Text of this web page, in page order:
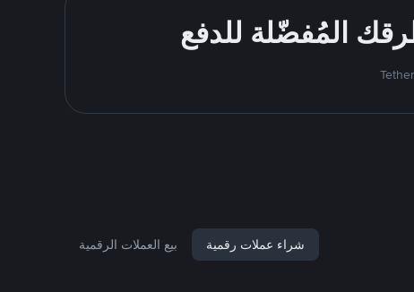
شراء عملات رقمية بيع العملات الرقمية